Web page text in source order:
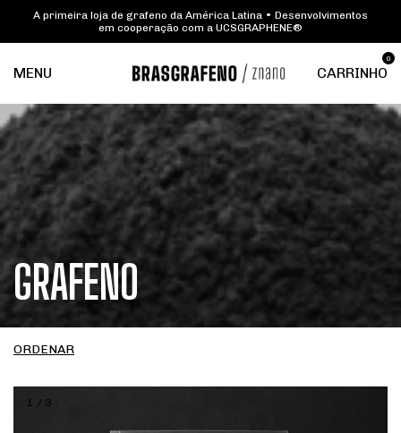
A primeira loja de grafeno da América Latina • Desenvolvimentos
em cooperação com a UCSGRAPHENE®
MENU CARRINHO
0
GRAFENO
ORDENAR
1 / 3